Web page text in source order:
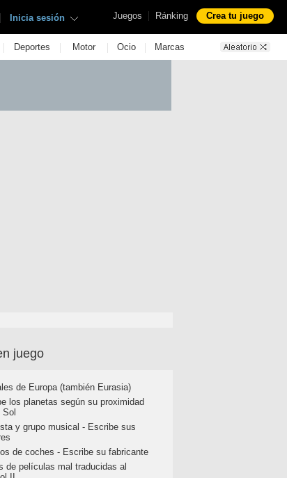
Juegos | Ránking Crea tu juego
| Inicia sesión
| Deportes | Motor | Ocio | Marcas
juego
de Europa (también Eurasia)
los planetas según su proximidad
y grupo musical - Escribe sus
de coches - Escribe su fabricante
de películas mal traducidas al